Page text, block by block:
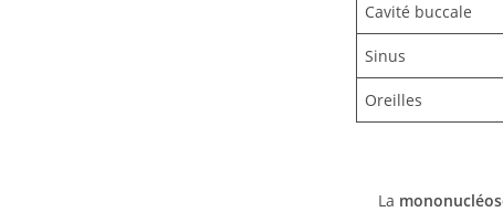
Cavité buccale
Sinus
Oreilles
La